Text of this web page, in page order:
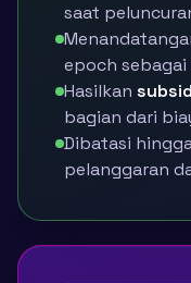
saat
epoch
Hasilkan
bagian dari
Dibatasi
pelanggaran